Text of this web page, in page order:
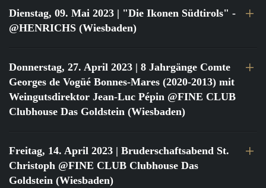
Dienstag, 09. Mai 2023 | "Die Ikonen Südtirols" -
@HENRICHS (Wiesbaden)
Donnerstag, 27. April 2023 | 8 Jahrgänge Comte
Georges de Vogüé Bonnes-Mares (2020-2013) mit
Weingutsdirektor Jean-Luc Pépin @FINE CLUB
Clubhouse Das Goldstein (Wiesbaden)
Freitag, 14. April 2023 | Bruderschaftsabend St.
Christoph @FINE CLUB Clubhouse Das
Goldstein (Wiesbaden)